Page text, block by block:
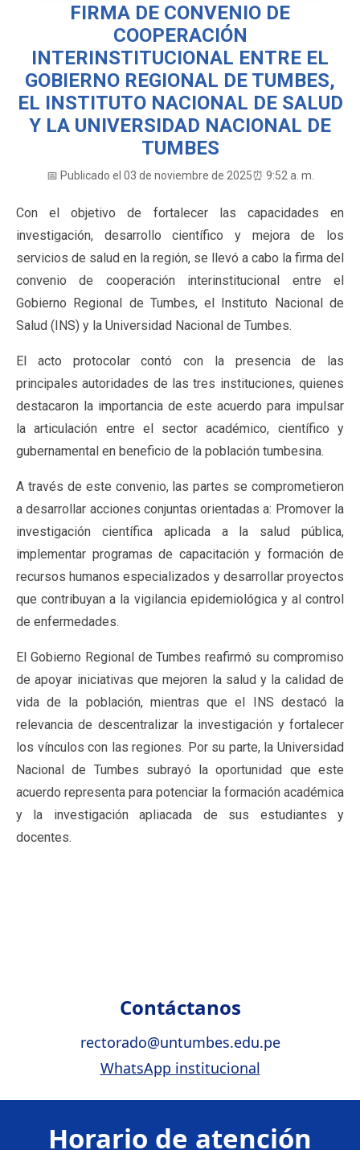
FIRMA DE CONVENIO DE
COOPERACIÓN
INTERINSTITUCIONAL ENTRE EL
GOBIERNO REGIONAL DE TUMBES,
EL INSTITUTO NACIONAL DE SALUD
Y LA UNIVERSIDAD NACIONAL DE
TUMBES
📅 Publicado el 03 de noviembre de 2025⏰ 9:52 a. m.
Con el objetivo de fortalecer las capacidades en
investigación, desarrollo científico y mejora de los
servicios de salud en la región, se llevó a cabo la firma del
convenio de cooperación interinstitucional entre el
Gobierno Regional de Tumbes, el Instituto Nacional de
Salud (INS) y la Universidad Nacional de Tumbes.
El acto protocolar contó con la presencia de las
principales autoridades de las tres instituciones, quienes
destacaron la importancia de este acuerdo para impulsar
la articulación entre el sector académico, científico y
gubernamental en beneficio de la población tumbesina.
A través de este convenio, las partes se comprometieron
a desarrollar acciones conjuntas orientadas a: Promover la
investigación científica aplicada a la salud pública,
implementar programas de capacitación y formación de
recursos humanos especializados y desarrollar proyectos
que contribuyan a la vigilancia epidemiológica y al control
de enfermedades.
El Gobierno Regional de Tumbes reafirmó su compromiso
de apoyar iniciativas que mejoren la salud y la calidad de
vida de la población, mientras que el INS destacó la
relevancia de descentralizar la investigación y fortalecer
los vínculos con las regiones. Por su parte, la Universidad
Nacional de Tumbes subrayó la oportunidad que este
acuerdo representa para potenciar la formación académica
y la investigación apliacada de sus estudiantes y
docentes.
Contáctanos
rectorado@untumbes.edu.pe
WhatsApp institucional
Horario de atención